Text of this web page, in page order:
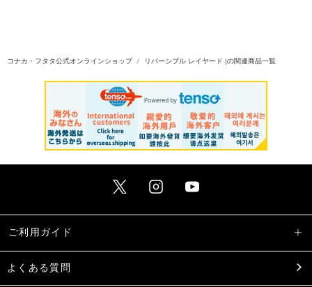
コナカ・フタタ公式オンラインショップ リバーシブル レイヤード |の関連商品一覧
ご利用ガイド
よくある質問